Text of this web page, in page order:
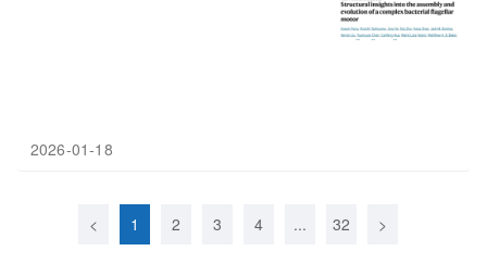
2026-01-18
< 1 2 3 4 ... 32 >